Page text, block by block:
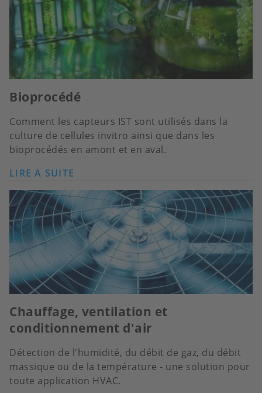
Bioprocédé
Comment les capteurs IST sont utilisés dans la
culture de cellules invitro ainsi que dans les
bioprocédés en amont et en aval.
LIRE A SUITE
Chauffage, ventilation et
conditionnement d'air
Détection de l'humidité, du débit de gaz, du débit
massique ou de la température - une solution pour
toute application HVAC.